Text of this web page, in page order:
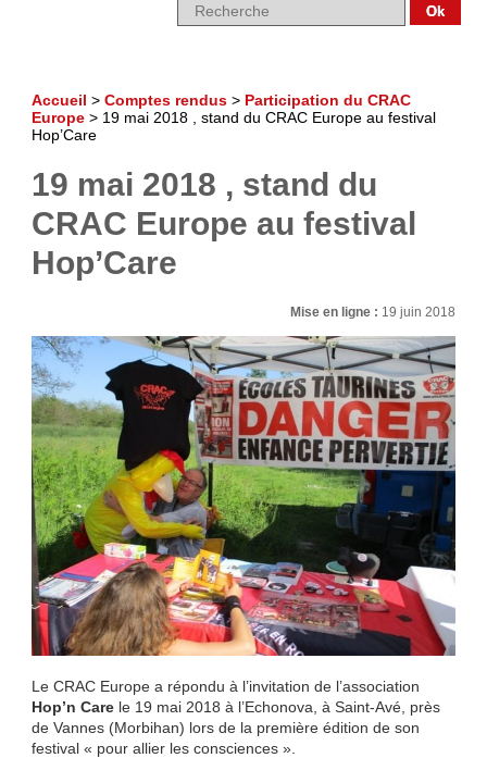
Accueil > Comptes rendus> Participation du CRAC
Europe> 19 mai 2018 , stand du CRAC Europe au festival
Hop’Care
19 mai 2018 , stand du
CRAC Europe au festival
Hop’Care
Mise en ligne : 19 juin 2018
Le CRAC Europe a répondu à l’invitation de l’association
Hop’n Carele 19 mai 2018 à l’Echonova, à Saint-Avé, près
de Vannes (Morbihan) lors de la première édition de son
festival « pour allier les consciences ».